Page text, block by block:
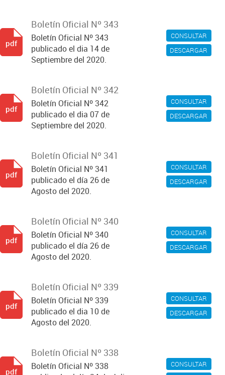
CONSULTAR
DESCARGAR
Boletín Oficial Nº 343
Boletín Oficial Nº 343
publicado el dia 14 de
Septiembre del 2020.
pdf
CONSULTAR
DESCARGAR
Boletín Oficial Nº 342
Boletín Oficial Nº 342
publicado el dia 07 de
Septiembre del 2020.
pdf
CONSULTAR
DESCARGAR
Boletín Oficial Nº 341
Boletín Oficial Nº 341
publicado el día 26 de
Agosto del 2020.
pdf
CONSULTAR
DESCARGAR
Boletín Oficial Nº 340
Boletín Oficial Nº 340
publicado el día 26 de
Agosto del 2020.
pdf
CONSULTAR
DESCARGAR
Boletín Oficial Nº 339
Boletín Oficial Nº 339
publicado el dia 10 de
Agosto del 2020.
pdf
CONSULTAR
Boletín Oficial Nº 338
Boletín Oficial Nº 338
pdf